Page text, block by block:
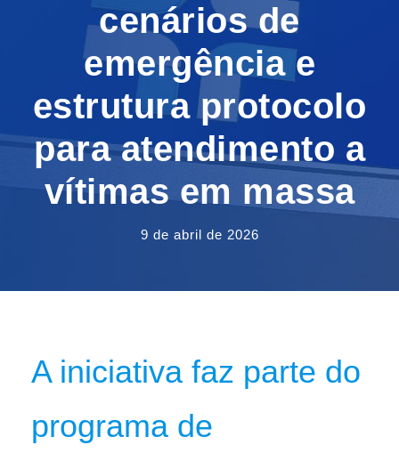
cenários de
emergência e
estrutura protocolo
para atendimento a
vítimas em massa
9 de abril de 2026
A iniciativa faz parte do
programa de